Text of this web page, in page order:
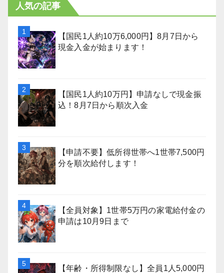
人気の記事
【国民1人約10万6,000円】8月7日から
現金入金が始まります！
【国民1人約10万円】申請なしで現金振
込！8月7日から順次入金
【申請不要】低所得世帯へ1世帯7,500円
分を順次給付します！
【全員対象】1世帯5万円の家電給付金の
申請は10月9日まで
【年齢・所得制限なし】全員1人5,000円